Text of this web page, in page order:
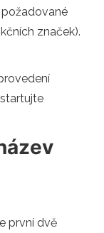
požadované
značek).
první dvě